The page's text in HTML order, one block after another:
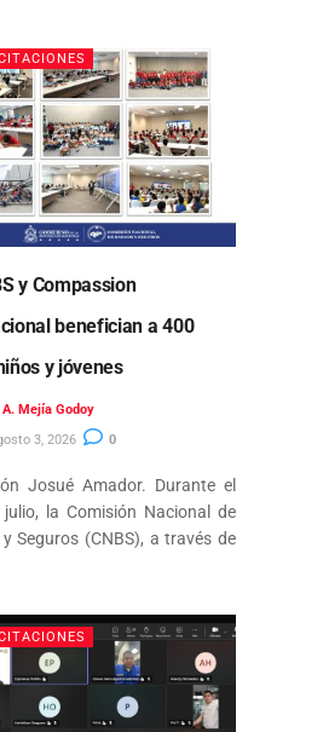
y Compassion
benefician a 400
y jóvenes
A. Mejía Godoy
3, 2026
0
Josué Amador. Durante el
julio, la Comisión Nacional de
Seguros (CNBS), a través de